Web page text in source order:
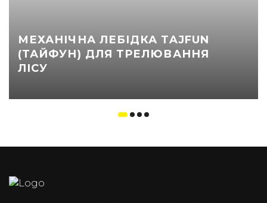
МЕХАНІЧНА ЛЕБІДКА TAJFUN
(ТАЙФУН) ДЛЯ ТРЕЛЮВАННЯ
ЛІСУ